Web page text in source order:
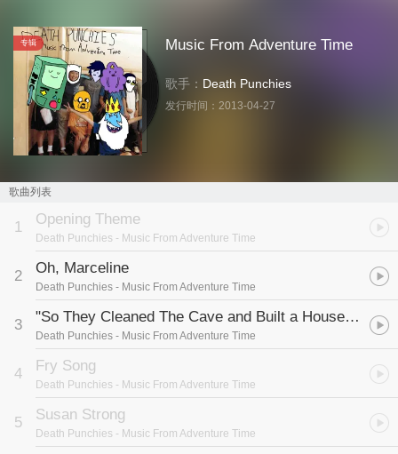
专辑 Music From Adventure Time
歌手： Death Punchies
发行时间： 2013-04-27
歌曲列表
1 Opening Theme
Death Punchies - Music From Adventure Time
2 Oh, Marceline
Death Punchies - Music From Adventure Time
3 "So They Cleaned The Cave and Built a House Inside The Cave"
Death Punchies - Music From Adventure Time
4 Fry Song
Death Punchies - Music From Adventure Time
5 Susan Strong
Death Punchies - Music From Adventure Time